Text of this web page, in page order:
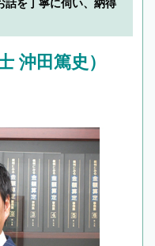
話を丁寧に伺い、納得
沖田篤史）